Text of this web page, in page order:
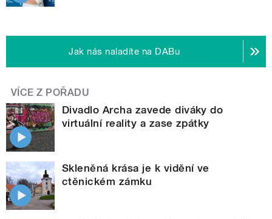
Jak nás naladíte na DABu
VÍCE Z POŘADU
Divadlo Archa zavede diváky do
virtuální reality a zase zpátky
Skleněná krása je k vidění ve
ctěnickém zámku